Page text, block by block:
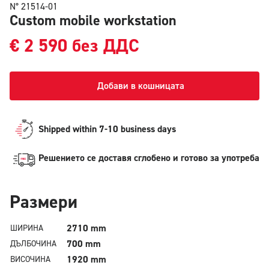
N° 21514-01
Custom mobile workstation
€ 2 590 без ДДС
Добави в кошницата
Shipped within 7-10 business days
Решението се доставя сглобено и готово за употреба
Pазмери
ШИРИНА 2710 mm
ДЪЛБОЧИНА 700 mm
ВИСОЧИНА
1920 mm